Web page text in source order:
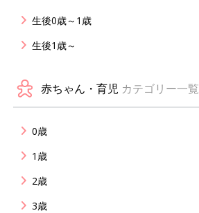
生後0歳～1歳
生後1歳～
赤ちゃん・育児 カテゴリー一覧
0歳
1歳
2歳
3歳